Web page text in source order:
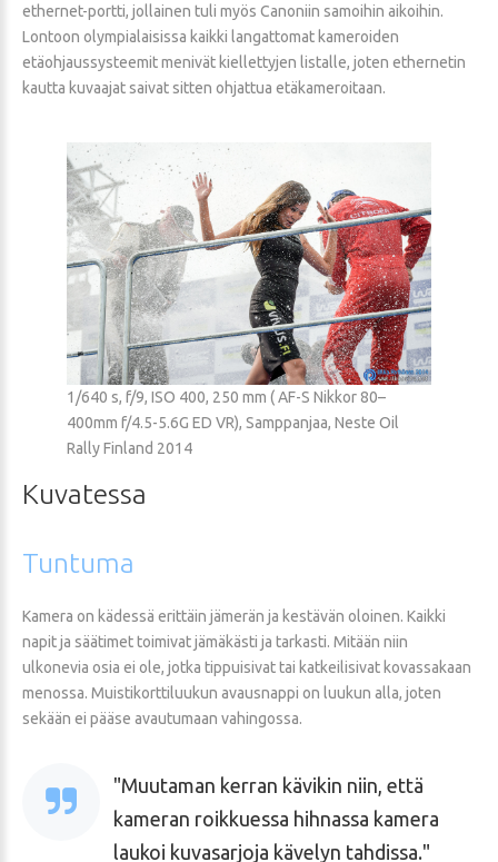
ethernet-portti, jollainen tuli myös Canoniin samoihin aikoihin.
Lontoon olympialaisissa kaikki langattomat kameroiden
etäohjaussysteemit menivät kiellettyjen listalle, joten ethernetin
kautta kuvaajat saivat sitten ohjattua etäkameroitaan.
1/640 s, f/9, ISO 400, 250 mm ( AF-S Nikkor 80–
400mm f/4.5-5.6G ED VR), Samppanjaa, Neste Oil
Rally Finland 2014
Kuvatessa
Tuntuma
Kamera on kädessä erittäin jämerän ja kestävän oloinen. Kaikki
napit ja säätimet toimivat jämäkästi ja tarkasti. Mitään niin
ulkonevia osia ei ole, jotka tippuisivat tai katkeilisivat kovassakaan
menossa. Muistikorttiluukun avausnappi on luukun alla, joten
sekään ei pääse avautumaan vahingossa.
Muutaman kerran kävikin niin, että
kameran roikkuessa hihnassa kamera
laukoi kuvasarjoja kävelyn tahdissa.